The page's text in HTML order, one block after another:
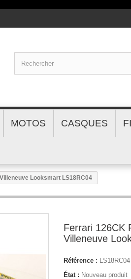
MOTOS CASQUES
Looksmart LS18RC04
Ferrari 126CK
Villeneuve
Référence : LS18RC04
État : Nouveau produit